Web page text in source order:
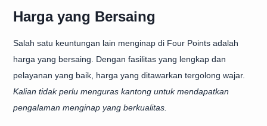
Harga yang Bersaing
Salah satu keuntungan lain menginap di Four Points adalah
harga yang bersaing. Dengan fasilitas yang lengkap dan
pelayanan yang baik, harga yang ditawarkan tergolong wajar.
Kalian tidak perlu menguras kantong untuk mendapatkan
pengalaman menginap yang berkualitas.